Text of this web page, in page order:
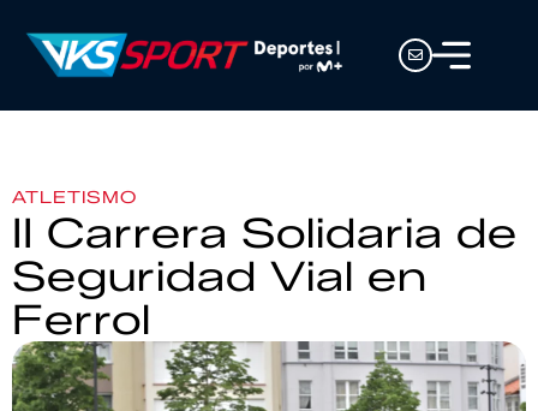
ATLETISMO
II Carrera Solidaria de
Seguridad Vial en
Ferrol